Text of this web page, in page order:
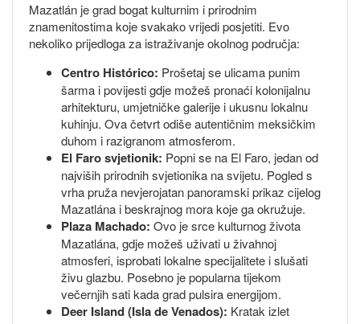
Mazatlán je grad bogat kulturnim i prirodnim
znamenitostima koje svakako vrijedi posjetiti. Evo
nekoliko prijedloga za istraživanje okolnog područja:
Centro Histórico: Prošetaj se ulicama punim
šarma i povijesti gdje možeš pronaći kolonijalnu
arhitekturu, umjetničke galerije i ukusnu lokalnu
kuhinju. Ova četvrt odiše autentičnim meksičkim
duhom i razigranom atmosferom.
El Faro svjetionik: Popni se na El Faro, jedan od
najviših prirodnih svjetionika na svijetu. Pogled s
vrha pruža nevjerojatan panoramski prikaz cijelog
Mazatlána i beskrajnog mora koje ga okružuje.
Plaza Machado: Ovo je srce kulturnog života
Mazatlána, gdje možeš uživati u živahnoj
atmosferi, isprobati lokalne specijalitete i slušati
živu glazbu. Posebno je popularna tijekom
večernjih sati kada grad pulsira energijom.
Deer Island (Isla de Venados): Kratak izlet